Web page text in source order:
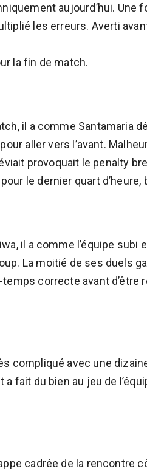
aujourd’hui. Une
les erreurs. Averti
la fin de match.
il a comme Santamaria
aller vers l’avant.
provoquait le penalty
le dernier quart
il a comme l’équipe
La moitié de ses duels
correcte avant d’être
compliqué avec une
fait du bien au jeu de
cadrée de la rencontre